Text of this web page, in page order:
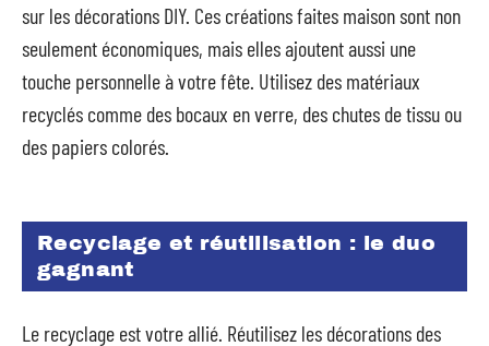
sur les décorations DIY. Ces créations faites maison sont non
seulement économiques, mais elles ajoutent aussi une
touche personnelle à votre fête. Utilisez des matériaux
recyclés comme des bocaux en verre, des chutes de tissu ou
des papiers colorés.
Recyclage et réutilisation : le duo
gagnant
Le recyclage est votre allié. Réutilisez les décorations des